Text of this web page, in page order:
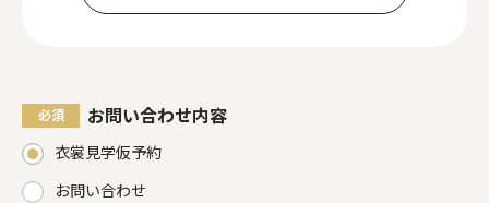
お問い合わせ内容
衣裳見学仮予約
お問い合わせ